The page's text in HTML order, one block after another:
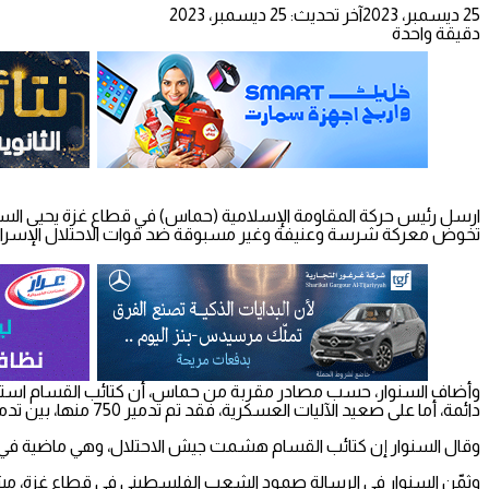
25 ديسمبر، 2023
آخر تحديث: 25 ديسمبر، 2023
دقيقة واحدة
ارسل رئيس حركة المقاومة الإسلامية (حماس) في قطاع غزة يحيى
تخوض معركة شرسة وعنيفة وغير مسبوقة ضد قوات الاحتلال
دائمة، أما على صعيد الآليات العسكرية، فقد تم تدمير 750 منها، بين تدمير كلي وجزئي.
وقال السنوار إن كتائب القسام هشمت جيش الاحتلال، وهي ماضية
وثمّن السنوار في الرسالة صمود الشعب الفلسطيني في قطاع غزة،